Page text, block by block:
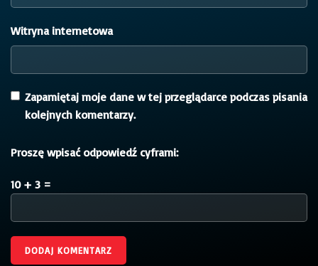
Witryna internetowa
Zapamiętaj moje dane w tej przeglądarce podczas pisania
kolejnych komentarzy.
Proszę wpisać odpowiedź cyframi:
10 + 3 =